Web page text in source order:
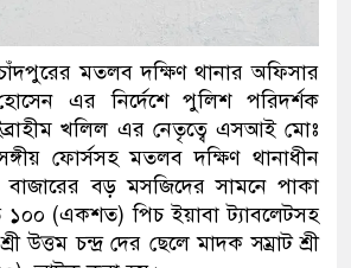
যেকোনো সময় বেনজীরের
নেতৃত্ব ও গণতন্ত্রের মূর্তমান
যে ভাবে ডেভিড ইমনের
‘আজহার খান’
অবৈধ বিদেশি পিস্তল,
জড়িত কিশোর গ্যাংয়ের চার শিশু
মতলব দক্ষিণ থানার অফিসার
এর নির্দেশে পুলিশ পরিদর্শক
খলিল এর নেতৃত্বে এসআই মোঃ
ফোর্সসহ মতলব দক্ষিণ থানাধীন
বাজারের বড় মসজিদের সামনে পাকা
১০০ (একশত) পিচ ইয়াবা ট্যাবলেটসহ
উত্তম চন্দ্র দের ছেলে মাদক সম্রাট শ্রী